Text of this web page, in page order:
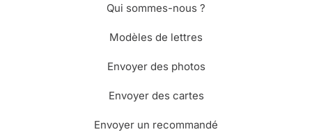
Qui sommes-nous ?
Modèles de lettres
Envoyer des photos
Envoyer des cartes
Envoyer un recommandé